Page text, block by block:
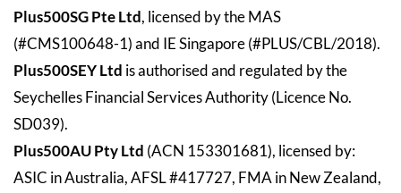
Plus500SG Pte Ltd, licensed by the MAS
(#CMS100648-1) and IE Singapore (#PLUS/CBL/2018).
Plus500SEY Ltd is authorised and regulated by the
Seychelles Financial Services Authority (Licence No.
SD039).
Plus500AU Pty Ltd (ACN 153301681), licensed by:
ASIC in Australia, AFSL #417727, FMA in New Zealand,